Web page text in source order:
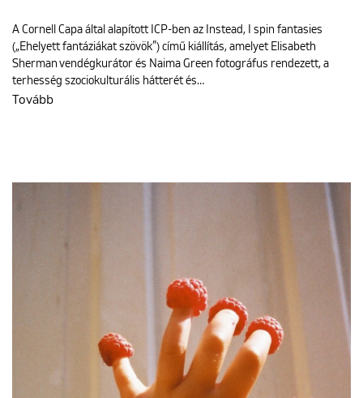
A Cornell Capa által alapított ICP-ben az Instead, I spin fantasies
(„Ehelyett fantáziákat szövök”) című kiállítás, amelyet Elisabeth
Sherman vendégkurátor és Naima Green fotográfus rendezett, a
terhesség szociokulturális hátterét és…
Tovább